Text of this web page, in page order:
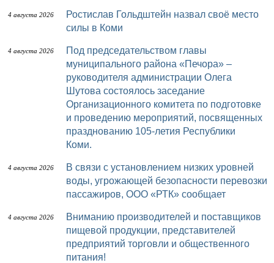
4 августа 2026
Ростислав Гольдштейн назвал своё место
силы в Коми
4 августа 2026
Под председательством главы
муниципального района «Печора» –
руководителя администрации Олега
Шутова состоялось заседание
Организационного комитета по подготовке
и проведению мероприятий, посвященных
празднованию 105-летия Республики
Коми.
4 августа 2026
В связи с установлением низких уровней
воды, угрожающей безопасности перевозки
пассажиров, ООО «РТК» сообщает
4 августа 2026
Вниманию производителей и поставщиков
пищевой продукции, представителей
предприятий торговли и общественного
питания!